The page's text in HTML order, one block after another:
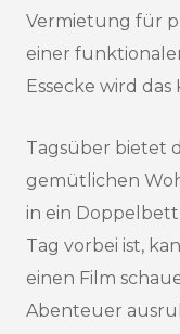
Vermietung für
einer
Essecke wird
Tagsüber bietet
gemütlichen
in ein
Tag vorbei ist,
einen Film
Abenteuer